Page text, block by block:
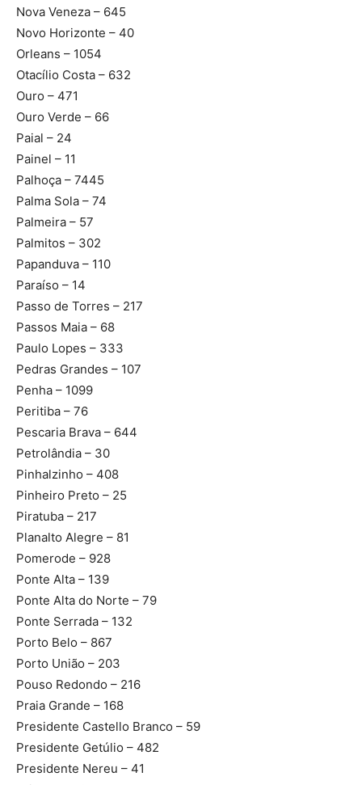
Nova Veneza – 645
Novo Horizonte – 40
Orleans – 1054
Otacílio Costa – 632
Ouro – 471
Ouro Verde – 66
Paial – 24
Painel – 11
Palhoça – 7445
Palma Sola – 74
Palmeira – 57
Palmitos – 302
Papanduva – 110
Paraíso – 14
Passo de Torres – 217
Passos Maia – 68
Paulo Lopes – 333
Pedras Grandes – 107
Penha – 1099
Peritiba – 76
Pescaria Brava – 644
Petrolândia – 30
Pinhalzinho – 408
Pinheiro Preto – 25
Piratuba – 217
Planalto Alegre – 81
Pomerode – 928
Ponte Alta – 139
Ponte Alta do Norte – 79
Ponte Serrada – 132
Porto Belo – 867
Porto União – 203
Pouso Redondo – 216
Praia Grande – 168
Presidente Castello Branco – 59
Presidente Getúlio – 482
Presidente Nereu – 41